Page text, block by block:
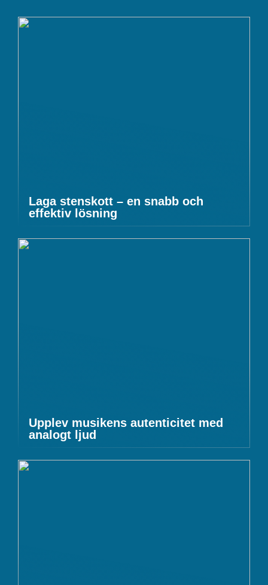
Laga stenskott – en snabb och
effektiv lösning
Upplev musikens autenticitet med
analogt ljud